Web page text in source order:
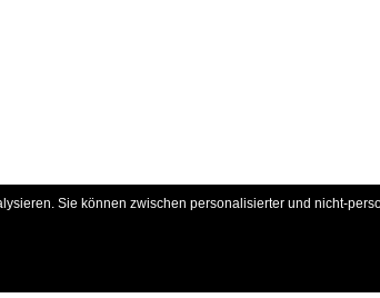
Sie können zwischen personalisierter und nicht-